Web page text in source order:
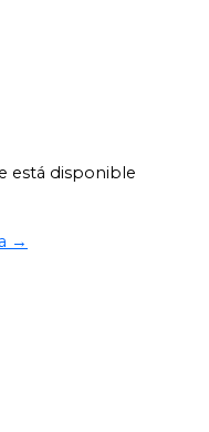
está disponible
→